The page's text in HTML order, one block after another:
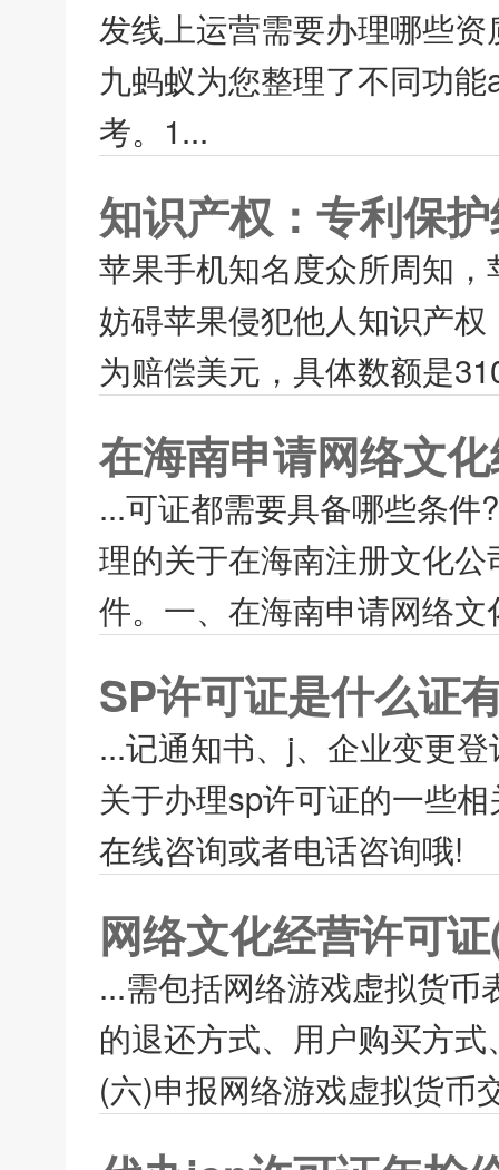
发线上运营需要办理哪些
九蚂蚁为您整理了不同功
考。1...
知识产权：专利保
苹果手机知名度众所周知
妨碍苹果侵犯他人知识产
为赔偿美元，具体数额是
在海南申请网络文
...可证都需要具备哪些条
理的关于在海南注册文化
件。一、在海南申请网络
SP许可证是什么证
...记通知书、j、企业变更
关于办理sp许可证的一些
在线咨询或者电话咨询哦!
网络文化经营许可
...需包括网络游戏虚拟货
的退还方式、用户购买方
(六)申报网络游戏虚拟货币